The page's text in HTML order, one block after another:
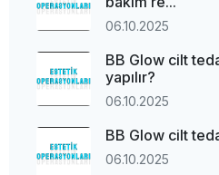
06.10.2025
BB Glow cilt
yapılır?
06.10.2025
BB Glow cilt
06.10.2025